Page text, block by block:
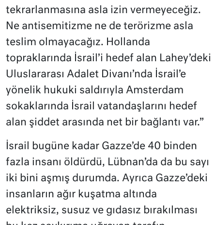
tekrarlanmasına asla izin vermeyeceğiz.
Ne antisemitizme ne de terörizme asla
teslim olmayacağız. Hollanda
topraklarında İsrail’i hedef alan Lahey’deki
Uluslararası Adalet Divanı’nda İsrail’e
yönelik hukuki saldırıyla Amsterdam
sokaklarında İsrail vatandaşlarını hedef
alan şiddet arasında net bir bağlantı var.”
İsrail bugüne kadar Gazze’de 40 binden
fazla insanı öldürdü, Lübnan’da da bu sayı
iki bini aşmış durumda. Ayrıca Gazze’deki
insanların ağır kuşatma altında
elektriksiz, susuz ve gıdasız bırakılması